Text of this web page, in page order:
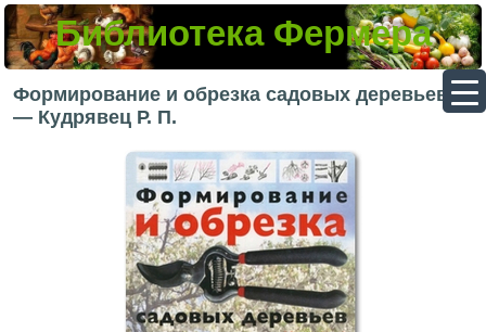
Библиотека Фермера
Формирование и обрезка садовых деревьев
— Кудрявец Р. П.